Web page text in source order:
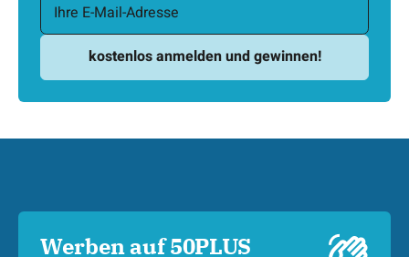
Werben auf 50PLUS